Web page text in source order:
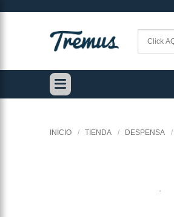
INICIO / TIENDA / DESPENSA /